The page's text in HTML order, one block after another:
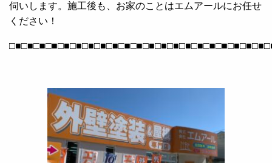
伺いします。施工後も、お家のことはエムアールにお任せ
ください！